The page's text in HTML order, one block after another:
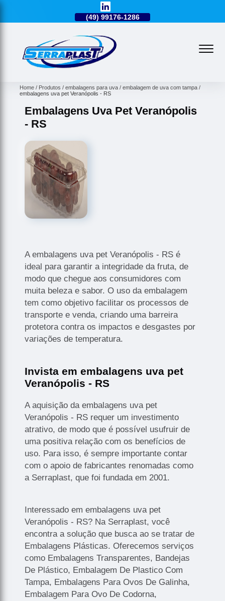
(49) 99176-1286
Home Produtos embalagens para uva
embalagem de uva com tampa
embalagens uva pet Veranópolis - RS
Embalagens Uva Pet Veranópolis
- RS
A embalagens uva pet Veranópolis - RS é
ideal para garantir a integridade da fruta, de
modo que chegue aos consumidores com
muita beleza e sabor. O uso da embalagem
tem como objetivo facilitar os processos de
transporte e venda, criando uma barreira
protetora contra os impactos e desgastes por
variações de temperatura.
Invista em embalagens uva pet
Veranópolis - RS
A aquisição da embalagens uva pet
Veranópolis - RS requer um investimento
atrativo, de modo que é possível usufruir de
uma positiva relação com os benefícios de
uso. Para isso, é sempre importante contar
com o apoio de fabricantes renomadas como
a Serraplast, que foi fundada em 2001.
Interessado em embalagens uva pet
Veranópolis - RS? Na Serraplast, você
encontra a solução que busca ao se tratar de
Embalagens Plásticas. Oferecemos serviços
como Embalagens Transparentes, Bandejas
De Plástico, Embalagem De Plastico Com
Tampa, Embalagens Para Ovos De Galinha,
Embalagem Para Ovo De Codorna,